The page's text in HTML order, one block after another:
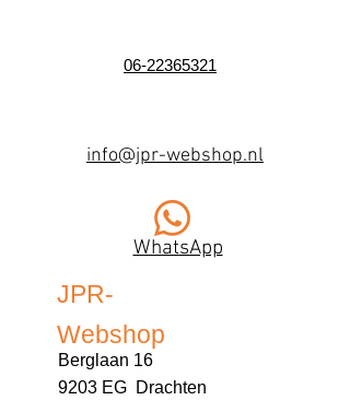
06-22365321
info@jpr-webshop.nl
WhatsApp
JPR-
Webshop
Berglaan 16
9203 EG Drachten